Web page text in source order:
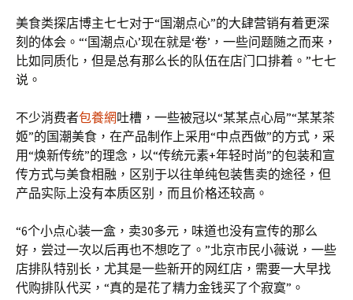
美食类探店博主七七对于“国潮点心”的大肆营销有着更深
刻的体会。“‘国潮点心’现在就是‘卷’，一些问题随之而来，
比如同质化，但是总有那么长的队伍在店门口排着。”七七
说。
不少消费者包養網吐槽，一些被冠以“某某点心局”“某某茶
姬”的国潮美食，在产品制作上采用“中点西做”的方式，采
用“焕新传统”的理念，以“传统元素+年轻时尚”的包装和宣
传方式与美食相融，区别于以往单纯包装售卖的途径，但
产品实际上没有本质区别，而且价格还较高。
“6个小点心装一盒，卖30多元，味道也没有宣传的那么
好，尝过一次以后再也不想吃了。”北京市民小薇说，一些
店排队特别长，尤其是一些新开的网红店，需要一大早找
代购排队代买，“真的是花了精力金钱买了个寂寞”。